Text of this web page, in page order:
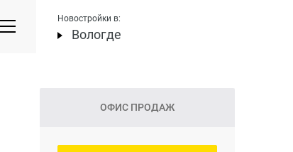
Новостройки в:
Вологде
ОФИС ПРОДАЖ